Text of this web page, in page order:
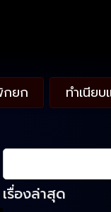
ยก ทำเนีย
เรื่องล่าสุด